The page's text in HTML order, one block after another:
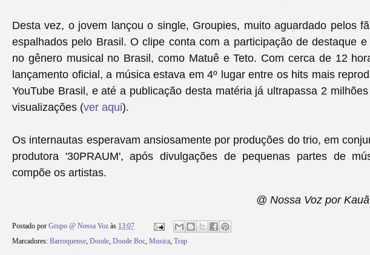
Desta vez, o jovem lançou o single, Groupies, muito aguardado pelos
espalhados pelo Brasil. O clipe conta com a participação de destaque e
no gênero musical no Brasil, como Matuê e Teto. Com cerca de 12
lançamento oficial, a música estava em 4º lugar entre os hits mais
YouTube Brasil, e até a publicação desta matéria já ultrapassa 2 milhões
visualizações (ver aqui).
Os internautas esperavam ansiosamente por produções do trio, em
produtora '30PRAUM', após divulgações de pequenas partes de
compõe os artistas.
@ Nossa Voz por
Postado por Grupo @ Nossa Voz às 13:07
Marcadores: Barroquense, Doode, Doode Boc, Musica, Trap